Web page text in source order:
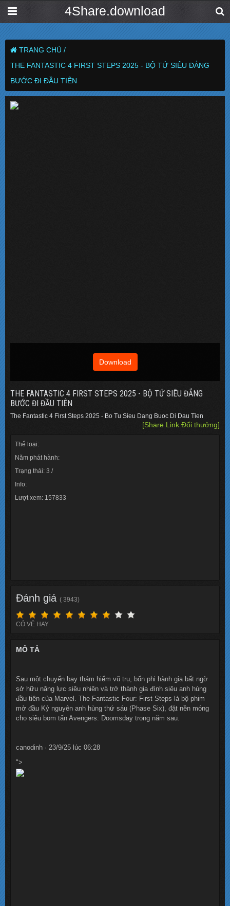
4Share.download
TRANG CHỦ /
THE FANTASTIC 4 FIRST STEPS 2025 - BỘ TỨ SIÊU ĐẲNG
BƯỚC ĐI ĐẦU TIÊN
Download
THE FANTASTIC 4 FIRST STEPS 2025 - BỘ TỨ SIÊU ĐẲNG
BƯỚC ĐI ĐẦU TIÊN
The Fantastic 4 First Steps 2025 - Bo Tu Sieu Dang Buoc Di Dau Tien
[Share Link Đổi thưởng]
Thể loại:
Năm phát hành:
Trạng thái: 3 /
Info:
Lượt xem: 157833
Đánh giá ( 3943)
CÓ VẺ HAY
MÔ TẢ
Sau một chuyến bay thám hiểm vũ trụ, bốn phi hành gia bất ngờ
sở hữu năng lực siêu nhiên và trở thành gia đình siêu anh hùng
đầu tiên của Marvel. The Fantastic Four: First Steps là bộ phim
mở đầu Kỷ nguyên anh hùng thứ sáu (Phase Six), đặt nền móng
cho siêu bom tấn Avengers: Doomsday trong năm sau.
canodinh · 23/9/25 lúc 06:28
">